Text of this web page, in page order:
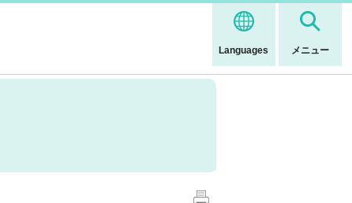
Languages メニュー